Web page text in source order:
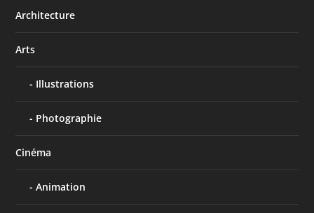
Architecture
Arts
Illustrations
Photographie
Cinéma
Animation